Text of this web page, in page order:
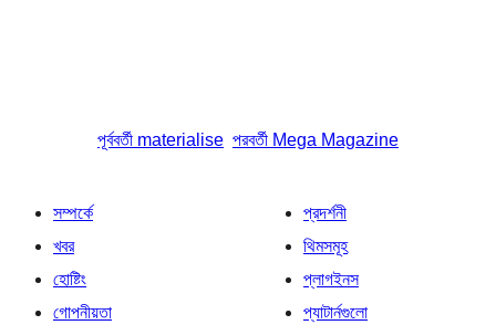
পূর্ববর্তী materialise পরবর্তী Mega Magazine
সম্পর্কে
খবর
হোষ্টিং
গোপনীয়তা
প্রদর্শনী
থিমসমূহ
প্লাগইনস
প্যাটার্নগুলো